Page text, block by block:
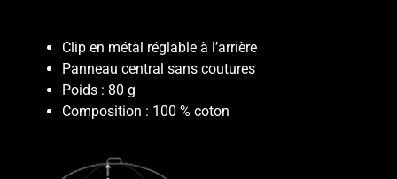
Clip en métal réglable à l’arrière
Panneau central sans coutures
Poids : 80 g
Composition : 100 % coton